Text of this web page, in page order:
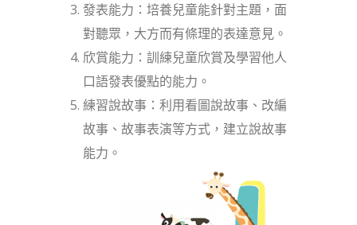
發表能力：培養兒童能針對主題，面
對聽眾，大方而有條理的表達意見。
欣賞能力：訓練兒童欣賞及學習他人
口語發表優點的能力。
練習說故事：利用看圖說故事、改編
故事、故事表演等方式，建立說故事
能力。